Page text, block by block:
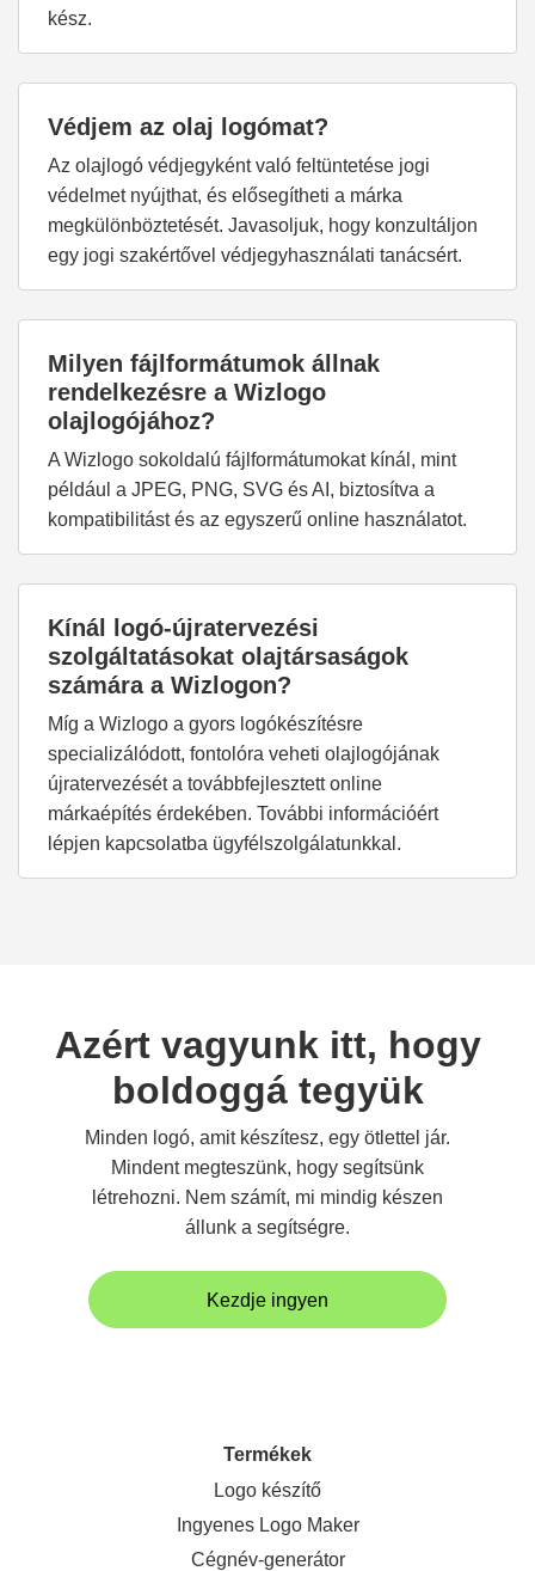
kész.
Védjem az olaj logómat?
Az olajlogó védjegyként való feltüntetése jogi
védelmet nyújthat, és elősegítheti a márka
megkülönböztetését. Javasoljuk, hogy konzultáljon
egy jogi szakértővel védjegyhasználati tanácsért.
Milyen fájlformátumok állnak
rendelkezésre a Wizlogo
olajlogójához?
A Wizlogo sokoldalú fájlformátumokat kínál, mint
például a JPEG, PNG, SVG és AI, biztosítva a
kompatibilitást és az egyszerű online használatot.
Kínál logó-újratervezési
szolgáltatásokat olajtársaságok
számára a Wizlogon?
Míg a Wizlogo a gyors logókészítésre
specializálódott, fontolóra veheti olajlogójának
újratervezését a továbbfejlesztett online
márkaépítés érdekében. További információért
lépjen kapcsolatba ügyfélszolgálatunkkal.
Azért vagyunk itt, hogy
boldoggá tegyük
Minden logó, amit készítesz, egy ötlettel jár.
Mindent megteszünk, hogy segítsünk
létrehozni. Nem számít, mi mindig készen
állunk a segítségre.
Kezdje ingyen
Termékek
Logo készítő
Ingyenes Logo Maker
Cégnév-generátor